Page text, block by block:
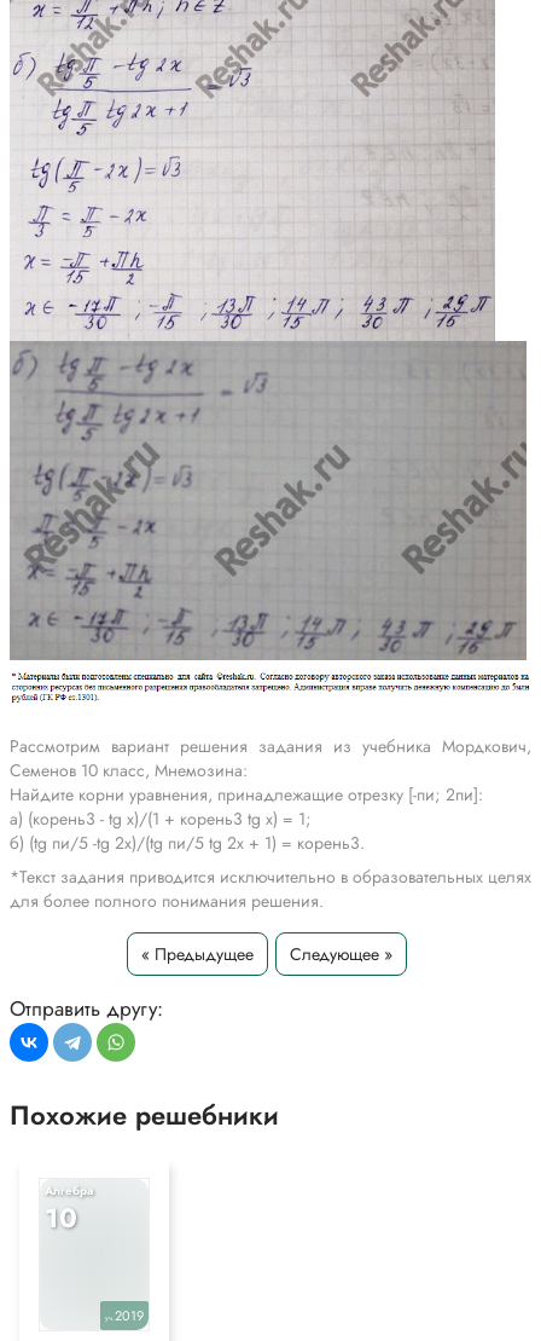
Рассмотрим вариант решения задания из учебника Мордкович,
Семенов 10 класс, Мнемозина:
Найдите корни уравнения, принадлежащие отрезку [-пи; 2пи]:
a) (корень3 - tg x)/(1 + корень3 tg x) = 1;
б) (tg пи/5 -tg 2x)/(tg пи/5 tg 2x + 1) = корень3.
*Текст задания приводится исключительно в образовательных целях
для более полного понимания решения.
« Предыдущее Следующее »
Отправить другу:
Похожие решебники
Алгебра
10
уч.2019